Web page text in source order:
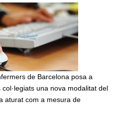
de Barcelona posa a
una nova modalitat del
aturat com a mesura de